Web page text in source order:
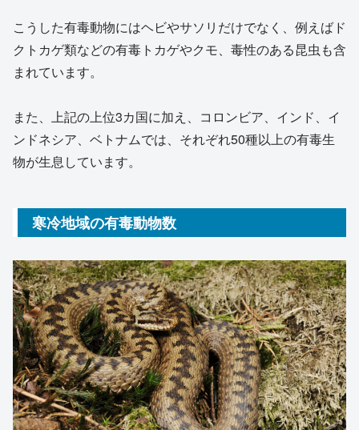
こうした有毒動物にはヘビやサソリだけでなく、例えばド
クトカゲ類などの有毒トカゲやクモ、毒性のある昆虫も含
まれています。
また、上記の上位3カ国に加え、コロンビア、インド、イ
ンドネシア、ベトナムでは、それぞれ50種以上の有毒生
物が生息しています。
寒冷地域の有毒動物数